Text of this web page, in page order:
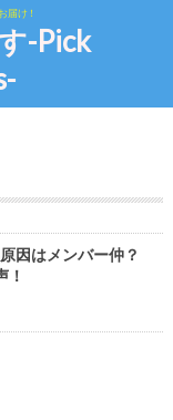
届け！
-Pick
因はメンバー仲？
！